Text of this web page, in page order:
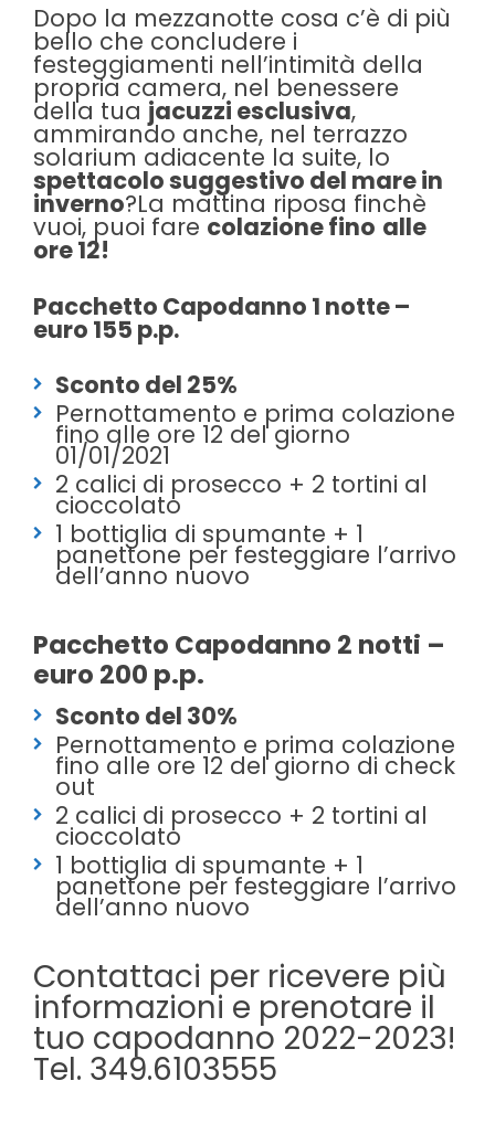
Dopo la mezzanotte cosa c’è di più
bello che concludere i
festeggiamenti nell’intimità della
propria camera, nel benessere
della tua jacuzzi esclusiva,
ammirando anche, nel terrazzo
solarium adiacente la suite, lo
spettacolo suggestivo del mare in
inverno?La mattina riposa finchè
vuoi, puoi fare colazione fino alle
ore 12!
Pacchetto Capodanno 1 notte –
euro 155 p.p.
Sconto del 25%
Pernottamento e prima colazione
fino alle ore 12 del giorno
01/01/2021
2 calici di prosecco + 2 tortini al
cioccolato
1 bottiglia di spumante + 1
panettone per festeggiare l’arrivo
dell’anno nuovo
Pacchetto Capodanno 2 notti –
euro 200 p.p.
Sconto del 30%
Pernottamento e prima colazione
fino alle ore 12 del giorno di check
out
2 calici di prosecco + 2 tortini al
cioccolato
1 bottiglia di spumante + 1
panettone per festeggiare l’arrivo
dell’anno nuovo
Contattaci per ricevere più
informazioni e prenotare il
tuo capodanno 2022-2023!
Tel. 349.6103555